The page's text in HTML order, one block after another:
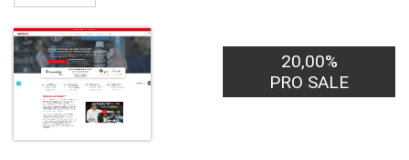
20,00%
PRO SALE